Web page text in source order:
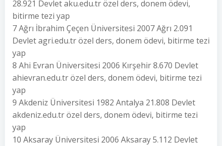
28.921 Devlet aku.edu.tr özel ders, donem ödevi,
bitirme tezi yap
7 Ağrı İbrahim Çeçen Üniversitesi 2007 Ağrı 2.091
Devlet agri.edu.tr özel ders, donem ödevi, bitirme tezi
yap
8 Ahi Evran Üniversitesi 2006 Kırşehir 8.670 Devlet
ahievran.edu.tr özel ders, donem ödevi, bitirme tezi
yap
9 Akdeniz Üniversitesi 1982 Antalya 21.808 Devlet
akdeniz.edu.tr özel ders, donem ödevi, bitirme tezi
yap
10 Aksaray Üniversitesi 2006 Aksaray 5.112 Devlet